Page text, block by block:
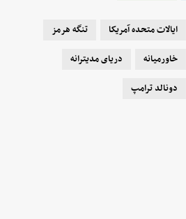
ایالات متحده آمریکا
تنگه هرمز
خاورمیانه
دریای مدیترانه
دونالد ترامپ